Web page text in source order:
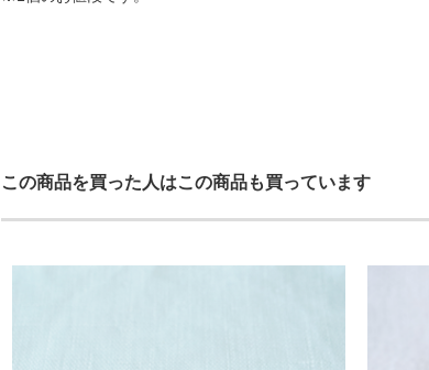
この商品を買った人はこの商品も買っています